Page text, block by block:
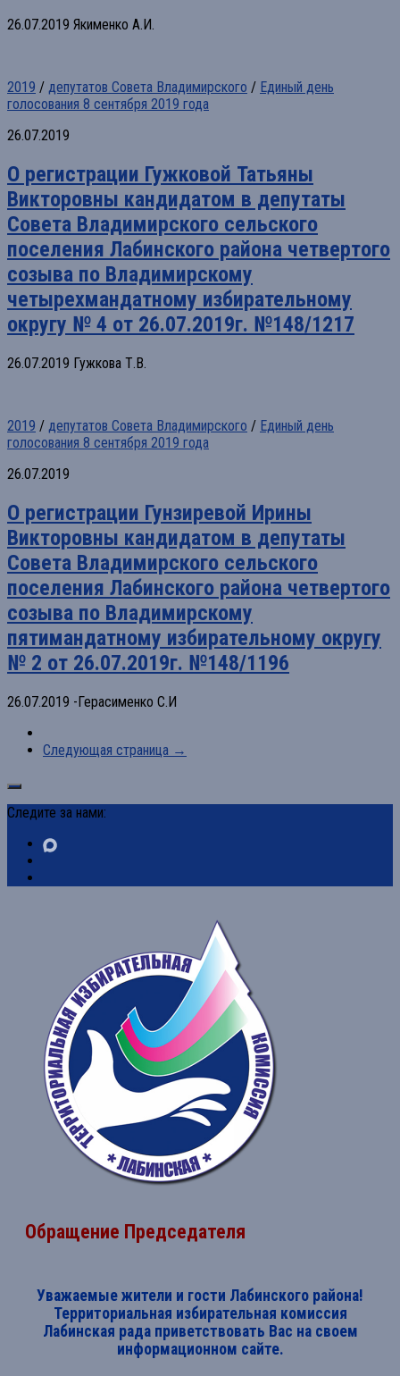
26.07.2019 Якименко А.И.
2019 / депутатов Совета Владимирского / Единый день
голосования 8 сентября 2019 года
26.07.2019
О регистрации Гужковой Татьяны
Викторовны кандидатом в депутаты
Совета Владимирского сельского
поселения Лабинского района четвертого
созыва по Владимирскому
четырехмандатному избирательному
округу № 4 от 26.07.2019г. №148/1217
26.07.2019 Гужкова Т.В.
2019 / депутатов Совета Владимирского / Единый день
голосования 8 сентября 2019 года
26.07.2019
О регистрации Гунзиревой Ирины
Викторовны кандидатом в депутаты
Совета Владимирского сельского
поселения Лабинского района четвертого
созыва по Владимирскому
пятимандатному избирательному округу
№ 2 от 26.07.2019г. №148/1196
26.07.2019 -Герасименко С.И
Следующая страница →
Следите за нами:
Обращение Председателя
Уважаемые жители и гости Лабинского района!
Территориальная избирательная комиссия
Лабинская рада приветствовать Вас на своем
информационном сайте.